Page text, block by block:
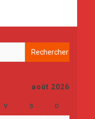
août 2026
V S D